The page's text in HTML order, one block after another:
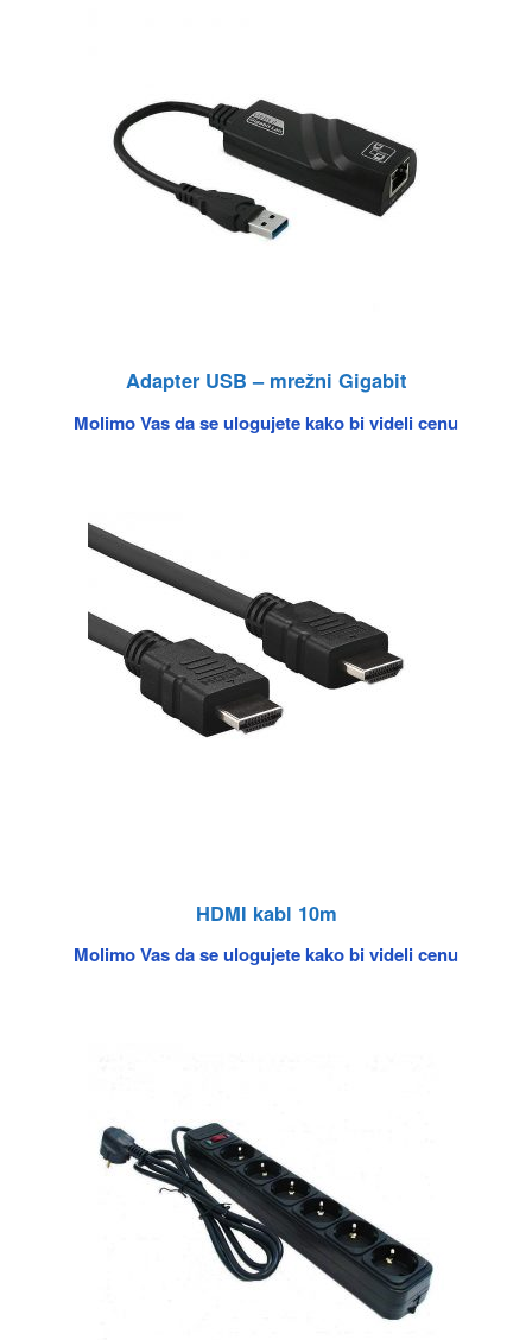
Adapter USB – mrežni Gigabit
Molimo Vas da se ulogujete kako bi videli cenu
HDMI kabl 10m
Molimo Vas da se ulogujete kako bi videli cenu